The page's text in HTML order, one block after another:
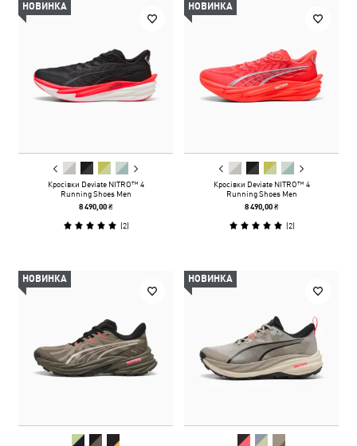
НОВИНКА
Кросівки Deviate NITRO™ 4
Running Shoes Men
8 490,00 ₴
(2)
НОВИНКА
Кросівки Deviate NITRO™ 4
Running Shoes Men
8 490,00 ₴
(2)
НОВИНКА НОВИНКА